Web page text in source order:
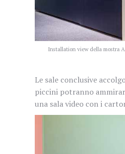
Installation view della mostra
Le sale conclusive
piccini potranno
una sala video con i